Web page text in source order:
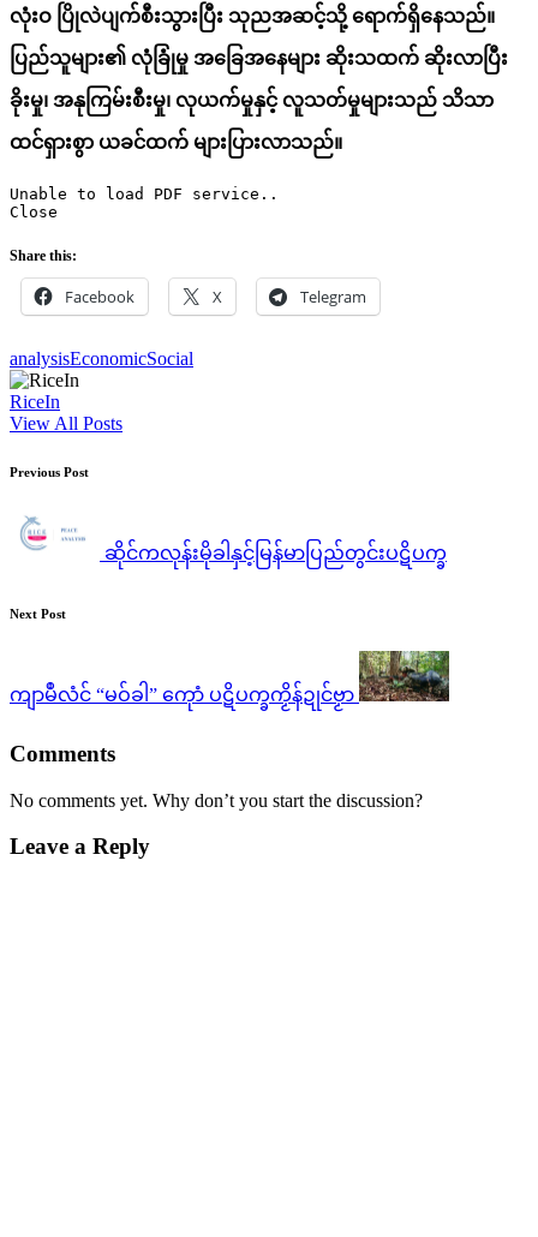
လုံးဝ ပြိုလဲပျက်စီးသွားပြီး သုညအဆင့်သို့ ရောက်ရှိနေသည်။
ပြည်သူများ၏ လုံခြုံမှု အခြေအနေများ ဆိုးသထက် ဆိုးလာပြီး
ခိုးမှု၊ အနုကြမ်းစီးမှု၊ လုယက်မှုနှင့် လူသတ်မှုများသည် သိသာ
ထင်ရှားစွာ ယခင်ထက် များပြားလာသည်။
Unable to load PDF service..
Close
Share this:
Facebook X Telegram
Tags:
analysisEconomicSocial
RiceIn
View All Posts
Post
navigation
Previous Post
ဆိုင်ကလုန်းမိုခါနှင့်မြန်မာပြည်တွင်းပဋိပက္ခ
Next Post
ကျာမဳလံင် “မဝ်ခါ” ကေုာံ ပဋိပက္ခကၟိန်ဍုင်ဗၟာ
Comments
No comments yet. Why don’t you start the discussion?
Leave a Reply